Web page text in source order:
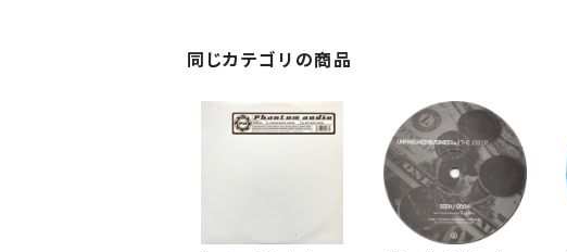
同じカテゴリの商品